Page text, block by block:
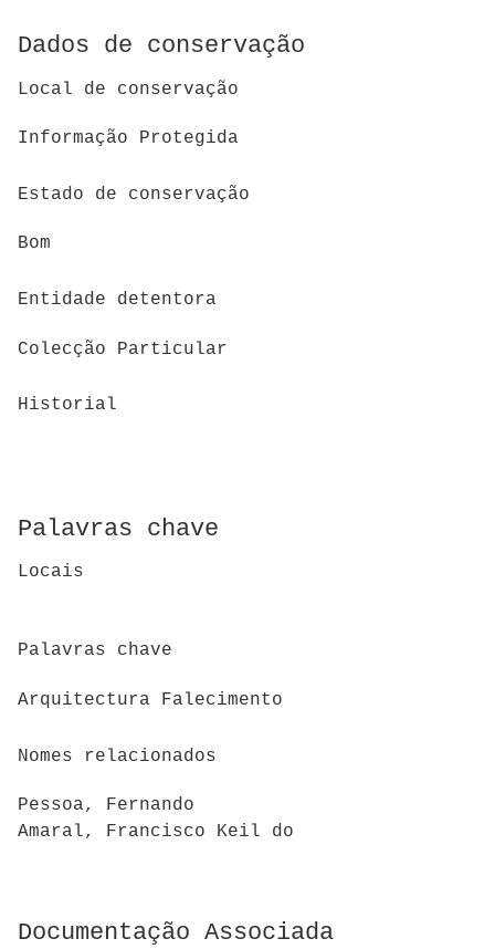
Dados de conservação
Local de conservação
Informação Protegida
Estado de conservação
Bom
Entidade detentora
Colecção Particular
Historial
Palavras chave
Locais
Palavras chave
Arquitectura Falecimento
Nomes relacionados
Pessoa, Fernando
Amaral, Francisco Keil do
Documentação Associada